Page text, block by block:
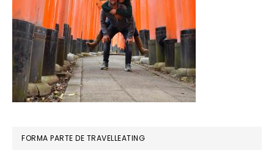
FORMA PARTE DE TRAVELLEATING